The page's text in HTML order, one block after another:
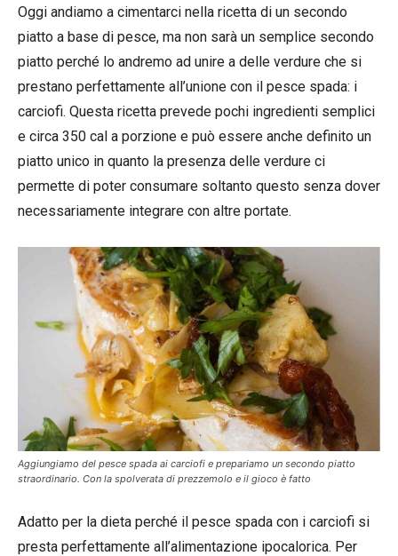
Oggi andiamo a cimentarci nella ricetta di un secondo
piatto a base di pesce, ma non sarà un semplice secondo
piatto perché lo andremo ad unire a delle verdure che si
prestano perfettamente all’unione con il pesce spada: i
carciofi. Questa ricetta prevede pochi ingredienti semplici
e circa 350 cal a porzione e può essere anche definito un
piatto unico in quanto la presenza delle verdure ci
permette di poter consumare soltanto questo senza dover
necessariamente integrare con altre portate.
Aggiungiamo del pesce spada ai carciofi e prepariamo un secondo piatto
straordinario. Con la spolverata di prezzemolo e il gioco è fatto
Adatto per la dieta perché il pesce spada con i carciofi si
presta perfettamente all’alimentazione ipocalorica. Per